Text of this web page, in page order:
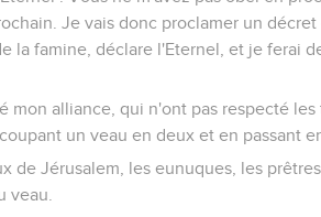
Je vais donc proclamer un
la famine, déclare l'Eternel, et je ferai
mon alliance, qui n'ont pas respecté les
un veau en deux et en passant
de Jérusalem, les eunuques, les
veau.